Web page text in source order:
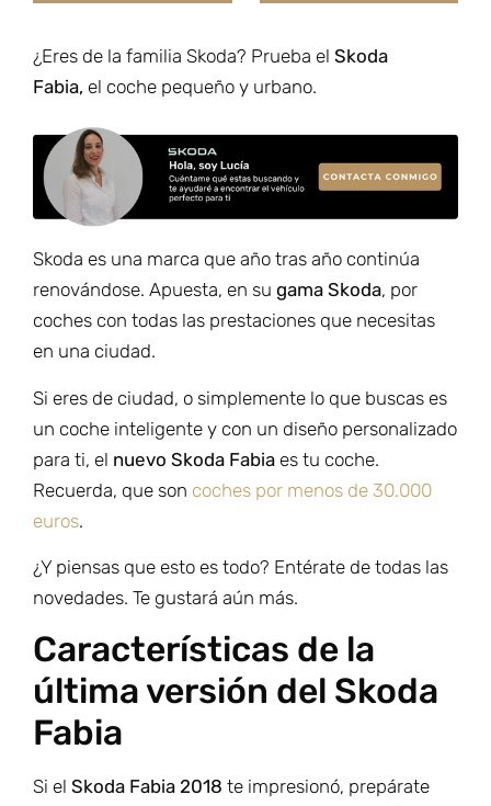
¿Eres de la familia Skoda? Prueba el Skoda
Fabia, el coche pequeño y urbano.
Skoda es una marca que año tras año continúa
renovándose. Apuesta, en su gama Skoda, por
coches con todas las prestaciones que necesitas
en una ciudad.
Si eres de ciudad, o simplemente lo que buscas es
un coche inteligente y con un diseño personalizado
para ti, el nuevo Skoda Fabia es tu coche.
Recuerda, que son coches por menos de 30.000
euros.
¿Y piensas que esto es todo? Entérate de todas las
novedades. Te gustará aún más.
Características de la
última versión del Skoda
Fabia
Si el Skoda Fabia 2018 te impresionó, prepárate